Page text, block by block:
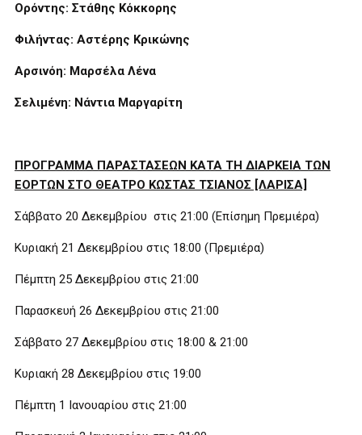
Ορόντης: Στάθης Κόκκορης
Φιλήντας: Αστέρης Κρικώνης
Αρσινόη: Μαρσέλα Λένα
Σελιμένη: Νάντια Μαργαρίτη
ΠΡΟΓΡΑΜΜΑ ΠΑΡΑΣΤΑΣΕΩΝ ΚΑΤΑ ΤΗ ΔΙΑΡΚΕΙΑ ΤΩΝ
ΕΟΡΤΩΝ ΣΤΟ ΘΕΑΤΡΟ ΚΩΣΤΑΣ ΤΣΙΑΝΟΣ [ΛΑΡΙΣΑ]
Σάββατο 20 Δεκεμβρίου στις 21:00 (Επίσημη Πρεμιέρα)
Κυριακή 21 Δεκεμβρίου στις 18:00 (Πρεμιέρα)
Πέμπτη 25 Δεκεμβρίου στις 21:00
Παρασκευή 26 Δεκεμβρίου στις 21:00
Σάββατο 27 Δεκεμβρίου στις 18:00 & 21:00
Κυριακή 28 Δεκεμβρίου στις 19:00
Πέμπτη 1 Ιανουαρίου στις 21:00